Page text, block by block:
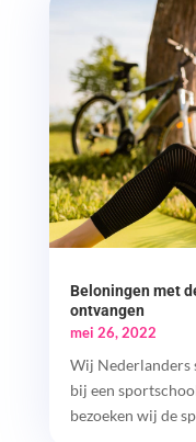
Beloningen met
ontvangen
mei 26, 2022
Wij Nederlanders
bij een
bezoeken wij de